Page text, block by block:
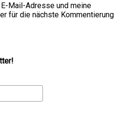
Mail-Adresse und meine
für die nächste Kommentierung